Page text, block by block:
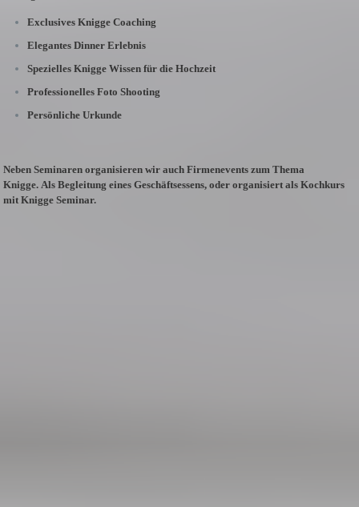
Exclusives Knigge Coaching
Elegantes Dinner Erlebnis
Spezielles Knigge Wissen für die Hochzeit
Professionelles Foto Shooting
Persönliche Urkunde
Neben Seminaren organisieren wir auch Firmenevents zum Thema
Knigge.Als Begleitung eines Geschäftsessens, oder organisiert als Kochkurs
mit Knigge Seminar.